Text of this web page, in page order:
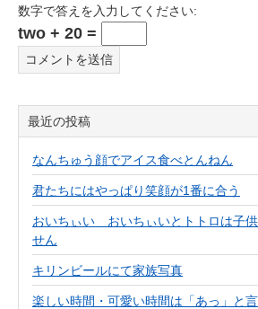
数字で答えを入力してください:
two + 20 =
最近の投稿
なんちゅう顔でアイス食べとんねん
君たちにはやっぱり笑顔が1番に合う
おいちぃい おいちぃいとトトロは子
せん
キリンビールにて家族写真
楽しい時間・可愛い時間は「あっ」と